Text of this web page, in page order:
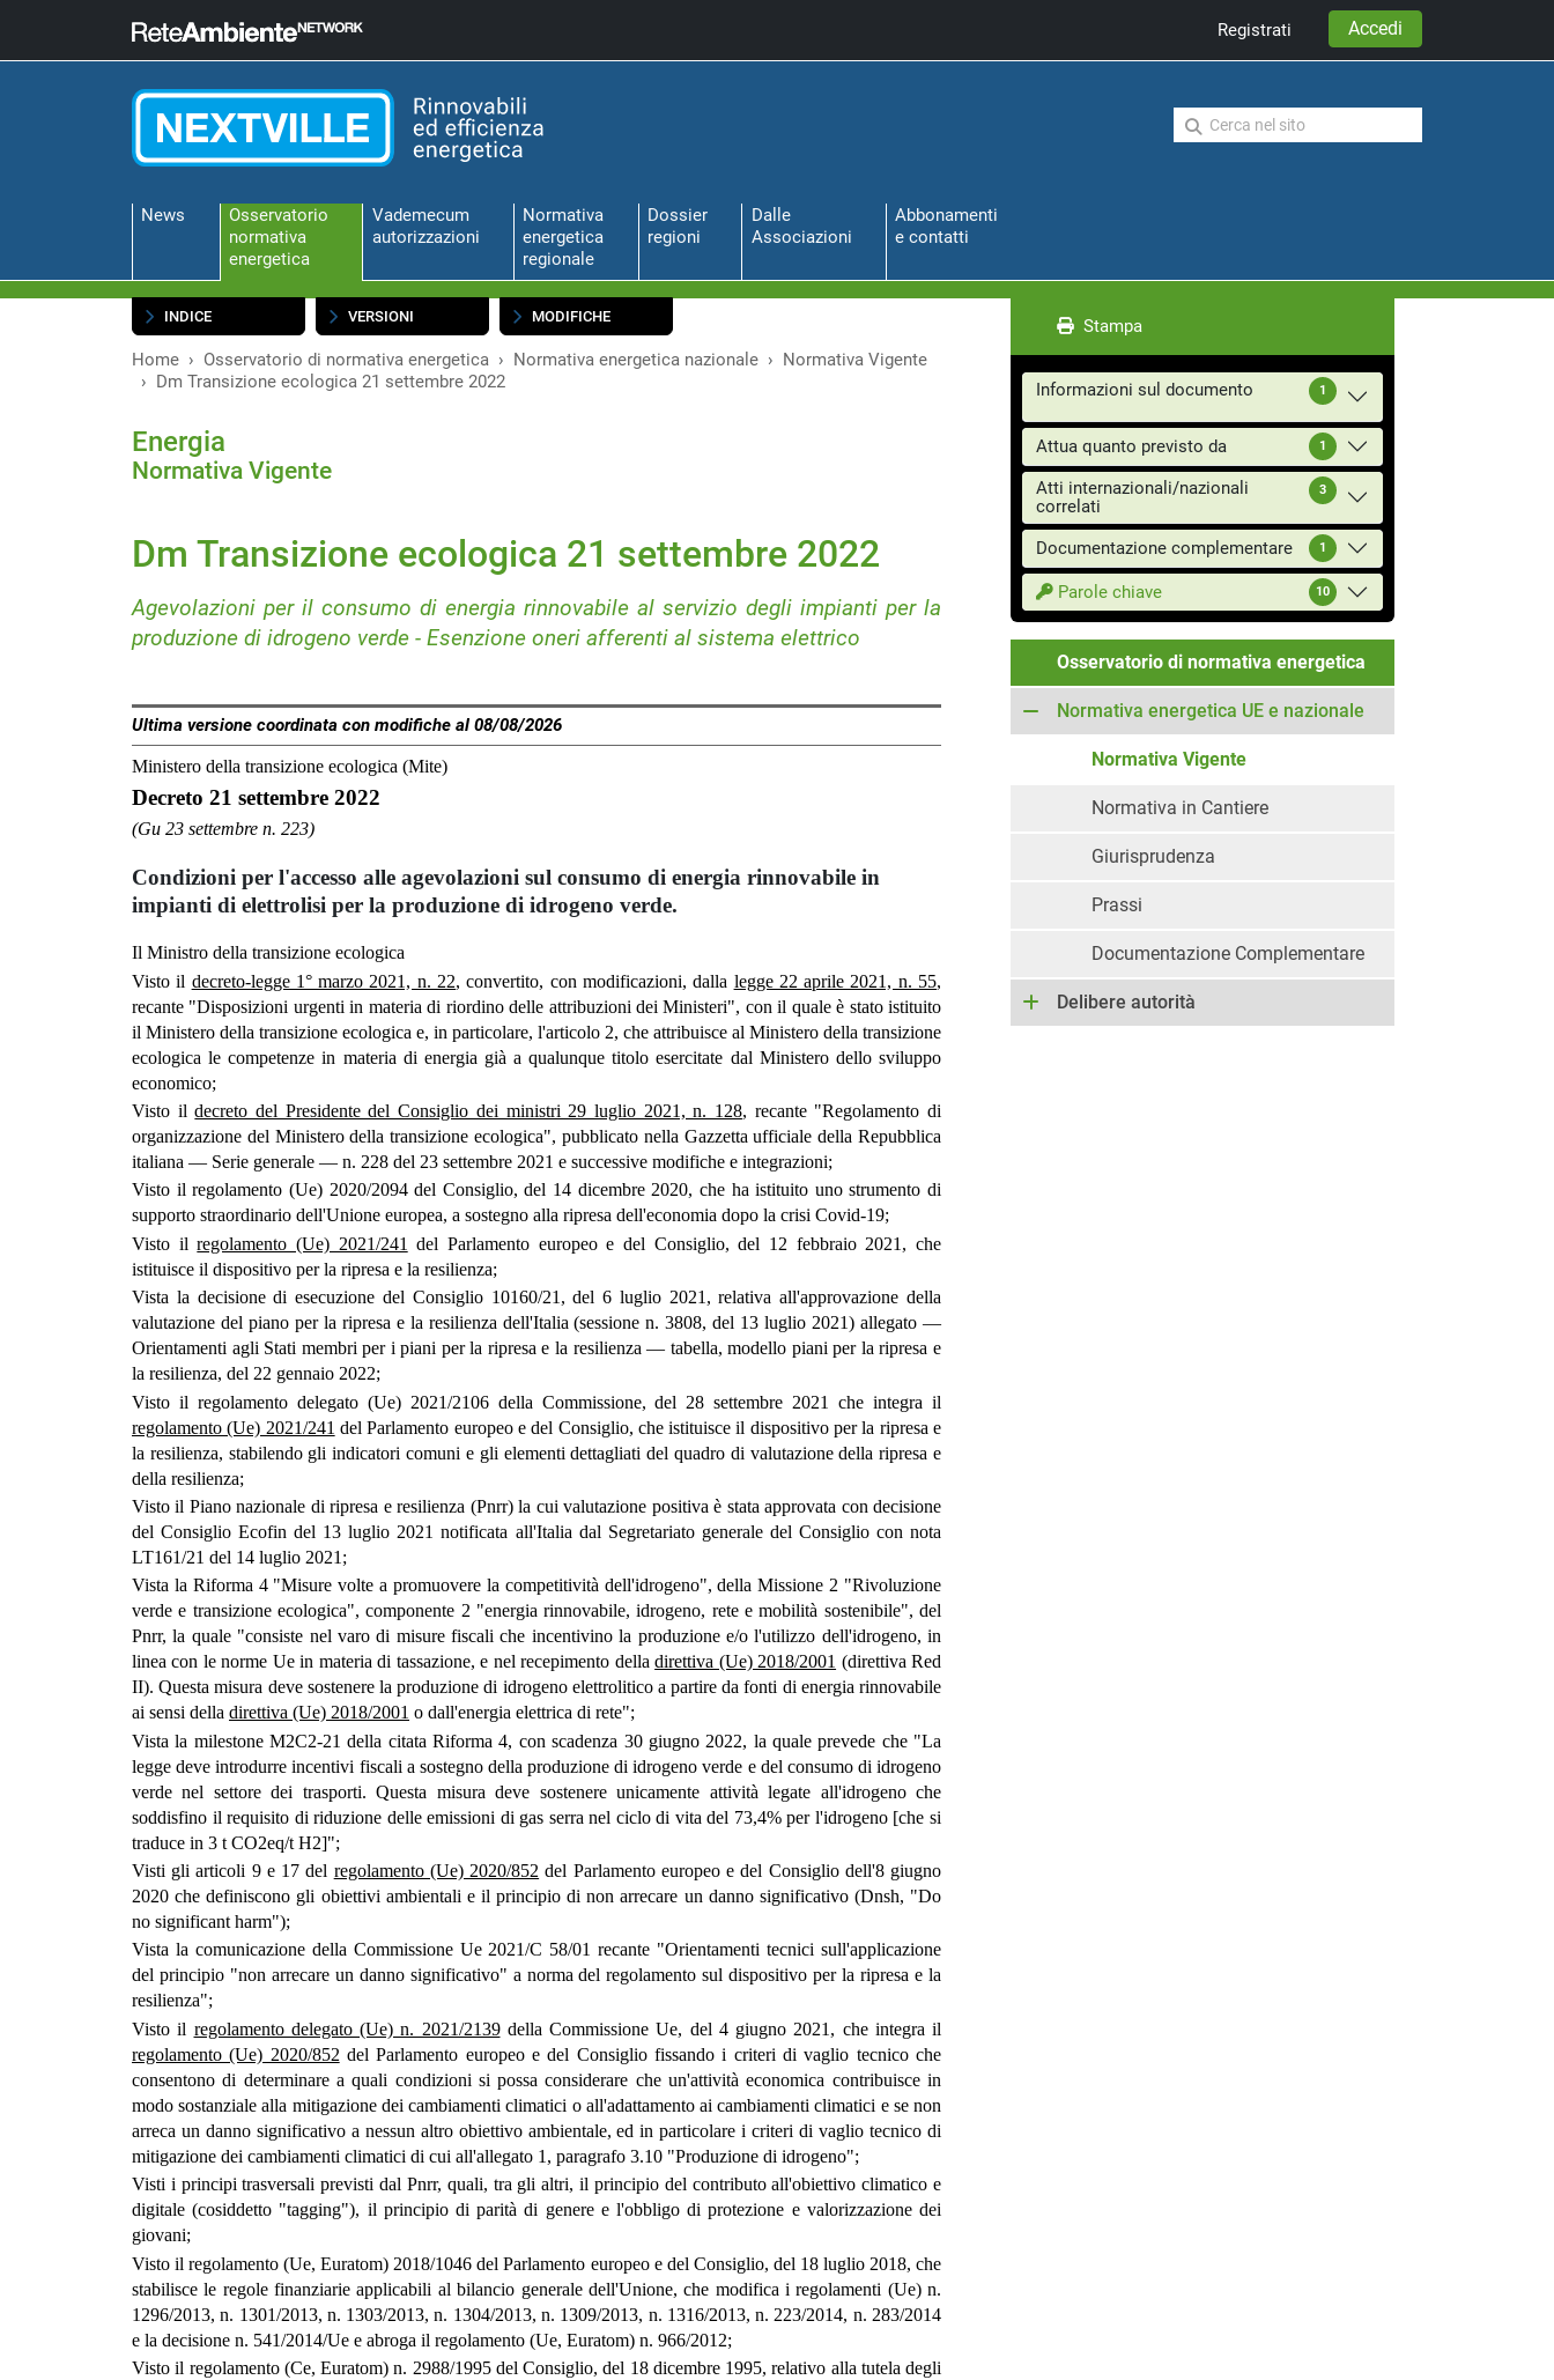
Registrati Accedi
News
Osservatorio
normativa
energetica
Vademecum
autorizzazioni
Normativa
energetica
regionale
Dossier
regioni
Dalle
Associazioni
Abbonamenti
e contatti
INDICE VERSIONI MODIFICHE
Home Osservatorio di normativa energetica Normativa energetica nazionale
Normativa Vigente
Dm Transizione ecologica 21 settembre 2022
Energia
Normativa Vigente
Dm Transizione ecologica 21 settembre 2022
Agevolazioni per il consumo di energia rinnovabile al servizio degli impianti per la
produzione di idrogeno verde - Esenzione oneri afferenti al sistema elettrico
Ultima versione coordinata con modifiche al 08/08/2026
Ministero della transizione ecologica (Mite)
Decreto 21 settembre 2022
(Gu 23 settembre n. 223)
Condizioni per l'accesso alle agevolazioni sul consumo di energia rinnovabile in
impianti di elettrolisi per la produzione di idrogeno verde.
Il Ministro della transizione ecologica
Visto il decreto-legge 1° marzo 2021, n. 22, convertito, con modificazioni, dalla legge 22 aprile 2021, n. 55,
recante "Disposizioni urgenti in materia di riordino delle attribuzioni dei Ministeri", con il quale è stato istituito
il Ministero della transizione ecologica e, in particolare, l'articolo 2, che attribuisce al Ministero della transizione
ecologica le competenze in materia di energia già a qualunque titolo esercitate dal Ministero dello sviluppo
economico;
Visto ildecreto del Presidente del Consiglio dei ministri 29 luglio 2021, n. 128, recante "Regolamento di
organizzazione del Ministero della transizione ecologica", pubblicato nella Gazzetta ufficiale della Repubblica
italiana — Serie generale — n. 228 del 23 settembre 2021 e successive modifiche e integrazioni;
Visto il regolamento (Ue) 2020/2094 del Consiglio, del 14 dicembre 2020, che ha istituito uno strumento di
supporto straordinario dell'Unione europea, a sostegno alla ripresa dell'economia dopo la crisi Covid-19;
Visto ilregolamento (Ue) 2021/241 del Parlamento europeo e del Consiglio, del 12 febbraio 2021, che
istituisce il dispositivo per la ripresa e la resilienza;
Vista la decisione di esecuzione del Consiglio 10160/21, del 6 luglio 2021, relativa all'approvazione della
valutazione del piano per la ripresa e la resilienza dell'Italia (sessione n. 3808, del 13 luglio 2021) allegato —
Orientamenti agli Stati membri per i piani per la ripresa e la resilienza — tabella, modello piani per la ripresa e
la resilienza, del 22 gennaio 2022;
Visto il regolamento delegato (Ue) 2021/2106 della Commissione, del 28 settembre 2021 che integra il
regolamento (Ue) 2021/241 del Parlamento europeo e del Consiglio, che istituisce il dispositivo per la ripresa e
la resilienza, stabilendo gli indicatori comuni e gli elementi dettagliati del quadro di valutazione della ripresa e
della resilienza;
Visto il Piano nazionale di ripresa e resilienza (Pnrr) la cui valutazione positiva è stata approvata con decisione
del Consiglio Ecofin del 13 luglio 2021 notificata all'Italia dal Segretariato generale del Consiglio con nota
LT161/21 del 14 luglio 2021;
Vista la Riforma 4 "Misure volte a promuovere la competitività dell'idrogeno", della Missione 2 "Rivoluzione
verde e transizione ecologica", componente 2 "energia rinnovabile, idrogeno, rete e mobilità sostenibile", del
Pnrr, la quale "consiste nel varo di misure fiscali che incentivino la produzione e/o l'utilizzo dell'idrogeno, in
linea con le norme Ue in materia di tassazione, e nel recepimento delladirettiva (Ue) 2018/2001 (direttiva Red
II). Questa misura deve sostenere la produzione di idrogeno elettrolitico a partire da fonti di energia rinnovabile
ai sensi della direttiva (Ue) 2018/2001 o dall'energia elettrica di rete";
Vista la milestone M2C2-21 della citata Riforma 4, con scadenza 30 giugno 2022, la quale prevede che "La
legge deve introdurre incentivi fiscali a sostegno della produzione di idrogeno verde e del consumo di idrogeno
verde nel settore dei trasporti. Questa misura deve sostenere unicamente attività legate all'idrogeno che
soddisfino il requisito di riduzione delle emissioni di gas serra nel ciclo di vita del 73,4% per l'idrogeno [che si
traduce in 3 t CO2eq/t H2]";
Visti gli articoli 9 e 17 del regolamento (Ue) 2020/852 del Parlamento europeo e del Consiglio dell'8 giugno
2020 che definiscono gli obiettivi ambientali e il principio di non arrecare un danno significativo (Dnsh, "Do
no significant harm");
Vista la comunicazione della Commissione Ue 2021/C 58/01 recante "Orientamenti tecnici sull'applicazione
del principio "non arrecare un danno significativo" a norma del regolamento sul dispositivo per la ripresa e la
resilienza";
Visto il regolamento delegato (Ue) n. 2021/2139della Commissione Ue, del 4 giugno 2021, che integra il
regolamento (Ue) 2020/852 del Parlamento europeo e del Consiglio fissando i criteri di vaglio tecnico che
consentono di determinare a quali condizioni si possa considerare che un'attività economica contribuisce in
modo sostanziale alla mitigazione dei cambiamenti climatici o all'adattamento ai cambiamenti climatici e se non
arreca un danno significativo a nessun altro obiettivo ambientale, ed in particolare i criteri di vaglio tecnico di
mitigazione dei cambiamenti climatici di cui all'allegato 1, paragrafo 3.10 "Produzione di idrogeno";
Visti i principi trasversali previsti dal Pnrr, quali, tra gli altri, il principio del contributo all'obiettivo climatico e
digitale (cosiddetto "tagging"), il principio di parità di genere e l'obbligo di protezione e valorizzazione dei
giovani;
Visto il regolamento (Ue, Euratom) 2018/1046 del Parlamento europeo e del Consiglio, del 18 luglio 2018, che
stabilisce le regole finanziarie applicabili al bilancio generale dell'Unione, che modifica i regolamenti (Ue) n.
1296/2013, n. 1301/2013, n. 1303/2013, n. 1304/2013, n. 1309/2013, n. 1316/2013, n. 223/2014, n. 283/2014
e la decisione n. 541/2014/Ue e abroga il regolamento (Ue, Euratom) n. 966/2012;
Visto il regolamento (Ce, Euratom) n. 2988/1995 del Consiglio, del 18 dicembre 1995, relativo alla tutela degli
Stampa
Informazioni sul documento 1
Attua quanto previsto da 1
Atti internazionali/nazionali
correlati
3
Documentazione complementare 1
Parole chiave 10
Osservatorio di normativa energetica
Normativa energetica UE e nazionale
Normativa Vigente
Normativa in Cantiere
Giurisprudenza
Prassi
Documentazione Complementare
Delibere autorità